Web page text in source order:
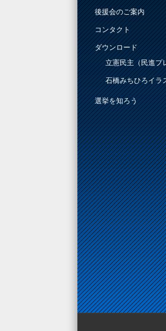
後援会のご案内
コンタクト
ダウンロード
立憲民主（民進プ
石橋みちひろイラ
選挙を知ろう